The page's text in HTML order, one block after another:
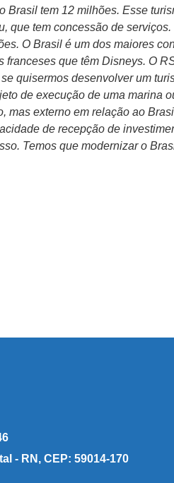
Brasil tem 12 milhões. Esse
que tem concessão de serviços.
O Brasil é um dos maiores
que têm Disneys. O
quisermos desenvolver um
de execução de uma marina
mas externo em relação ao
de recepção de
Temos que modernizar o
- RN, CEP: 59014-170